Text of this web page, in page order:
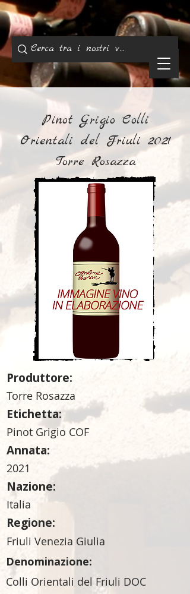
Pinot Grigio Colli
Orientali del Friuli 2021
Torre Rosazza
Produttore:
Torre Rosazza
Etichetta:
Pinot Grigio COF
Annata:
2021
Nazione:
Italia
Regione:
Friuli Venezia Giulia
Denominazione:
Colli Orientali del Friuli DOC